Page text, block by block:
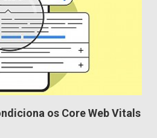
os Core Web Vitals